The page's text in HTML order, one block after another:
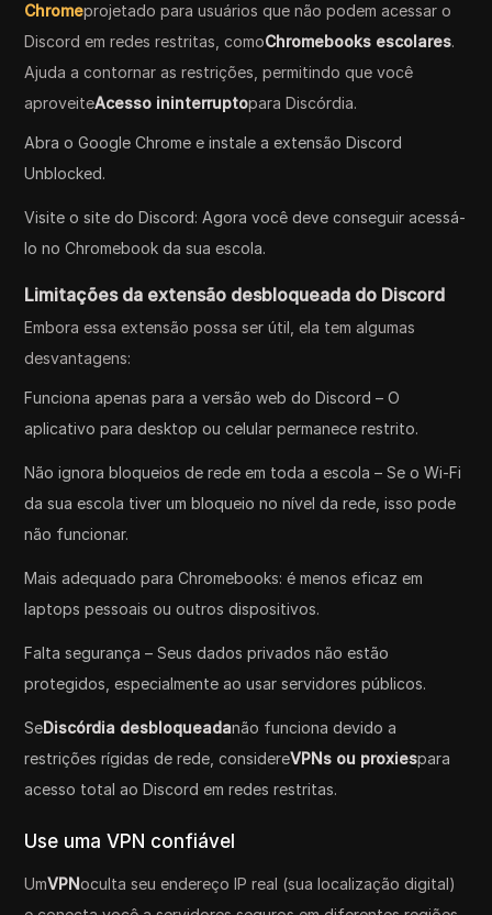
Chromeprojetado para usuários que não podem acessar o
Discord em redes restritas, comoChromebooks escolares.
Ajuda a contornar as restrições, permitindo que você
aproveiteAcesso ininterruptopara Discórdia.
Abra o Google Chrome e instale a extensão Discord
Unblocked.
Visite o site do Discord: Agora você deve conseguir acessá-
lo no Chromebook da sua escola.
Limitações da extensão desbloqueada do Discord
Embora essa extensão possa ser útil, ela tem algumas
desvantagens:
Funciona apenas para a versão web do Discord – O
aplicativo para desktop ou celular permanece restrito.
Não ignora bloqueios de rede em toda a escola – Se o Wi-Fi
da sua escola tiver um bloqueio no nível da rede, isso pode
não funcionar.
Mais adequado para Chromebooks: é menos eficaz em
laptops pessoais ou outros dispositivos.
Falta segurança – Seus dados privados não estão
protegidos, especialmente ao usar servidores públicos.
SeDiscórdia desbloqueadanão funciona devido a
restrições rígidas de rede, considereVPNs ou proxiespara
acesso total ao Discord em redes restritas.
Use uma VPN confiável
UmVPNoculta seu endereço IP real (sua localização digital)